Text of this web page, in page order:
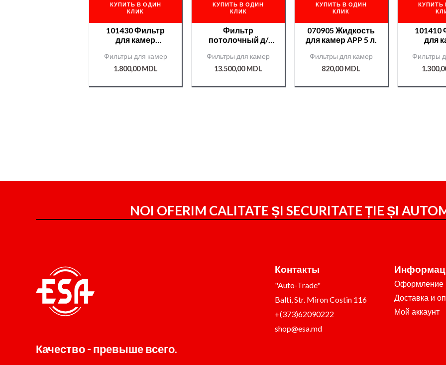
КУПИТЬ В ОДИН
КЛИК
101430 Фильтр
для камер
2,8 дюйма
Фильтры для камер
1.800,00MDL
КУПИТЬ В ОДИН
КЛИК
Фильтр
потолочный д/
600G /000005902/
2м*20м /MOBIHEL/
Фильтры для камер
13.500,00MDL
КУПИТЬ В ОДИН
КЛИК
070905 Жидкость
для камер APP 5 л.
Фильтры для камер
820,00MDL
КУПИТЬ
101410
для
Фильтры
NOI OFERIM CALITATE ȘI SECURITATE ȚIE ȘI
Качество - превыше всего.
Контакты
"Auto-Trade"
Balti, Str. Miron Costin 116
+(373)62090222
shop@esa.md
Оформление
Доставка и
Мой аккаунт